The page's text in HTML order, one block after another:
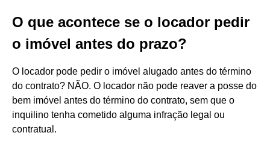
O que acontece se o locador pedir
o imóvel antes do prazo?
O locador pode pedir o imóvel alugado antes do término
do contrato? NÃO. O locador não pode reaver a posse do
bem imóvel antes do término do contrato, sem que o
inquilino tenha cometido alguma infração legal ou
contratual.